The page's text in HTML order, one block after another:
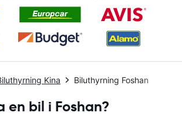
Kina Biluthyrning Foshan
en bil i Foshan?